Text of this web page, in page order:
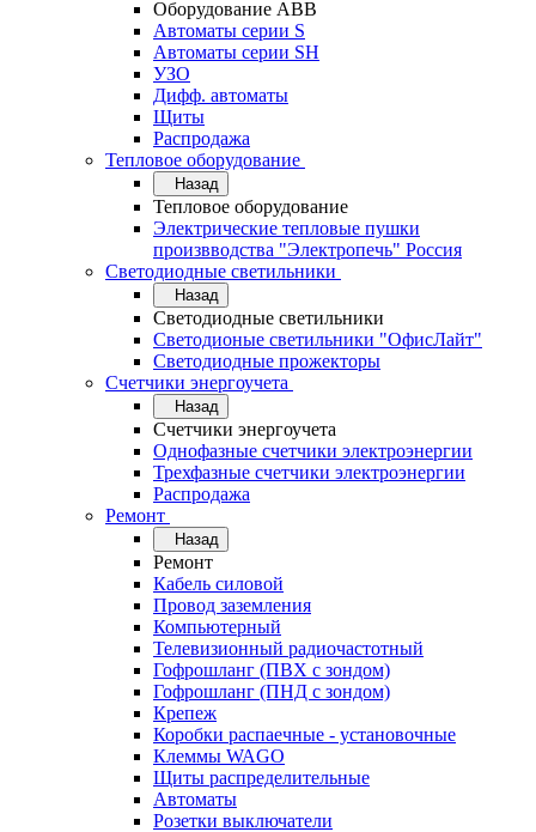
Оборудование АВВ
Автоматы серии S
Автоматы серии SH
УЗО
Дифф. автоматы
Щиты
Распродажа
Тепловое оборудование
Назад
Тепловое оборудование
Электрические тепловые пушки
произвводства "Электропечь" Россия
Светодиодные светильники
Назад
Светодиодные светильники
Светодионые светильники "ОфисЛайт"
Светодиодные прожекторы
Счетчики энергоучета
Назад
Счетчики энергоучета
Однофазные счетчики электроэнергии
Трехфазные счетчики электроэнергии
Распродажа
Ремонт
Назад
Ремонт
Кабель силовой
Провод заземления
Компьютерный
Телевизионный радиочастотный
Гофрошланг (ПВХ с зондом)
Гофрошланг (ПНД с зондом)
Крепеж
Коробки распаечные - установочные
Клеммы WAGO
Щиты распределительные
Автоматы
Розетки выключатели